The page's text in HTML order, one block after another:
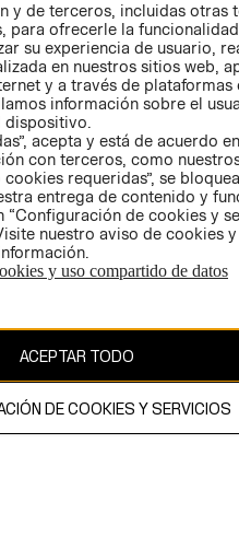
CON
- RETIRO EN
TIENDA
TÉRMINOS Y
CONDICIONES
AVISO DE
PRIVACIDAD
GIFT CARD
AVISO DE
COOKIES
y de terceros, incluidas otras
para ofrecerle la
su experiencia de usuario,
en nuestros sitios web,
y a través de plataformas
información sobre el
dispositivo.
acepta y está de acuerdo
con terceros, como
requeridas”, se
entrega de contenido y
“Configuración de cookies y
nuestro aviso de cookies
y uso compartido de datos
ACEPTAR TODO
DE COOKIES Y SERVICIOS